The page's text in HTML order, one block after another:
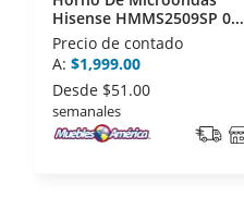
Hisense HMMS2509SP 0.9
Pies Plata
Precio de contado
A: $1,999.00
Desde $51.00
semanales